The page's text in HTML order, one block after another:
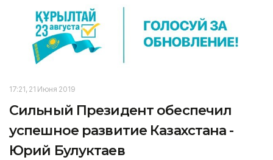
17:21, 21 Июня 2019
Сильный Президент обеспечил
успешное развитие Казахстана -
Юрий Булуктаев